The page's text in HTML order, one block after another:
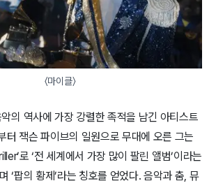
〈마이클〉
의 역사에 가장 강렬한 족적을 남긴 아티스트
터 잭슨 파이브의 일원으로 무대에 오른 그는
로 ‘전 세계에서 가장 많이 팔린 앨범’이라는
‘팝의 황제’라는 칭호를 얻었다. 음악과 춤, 뮤